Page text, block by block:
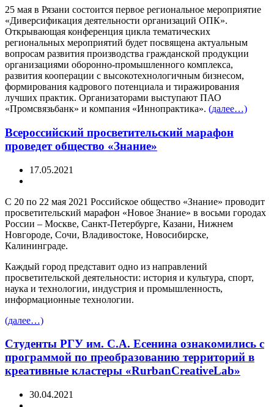
25 мая в Рязани состоится первое региональное мероприятие
«Диверсификация деятельности организаций ОПК».
Открывающая конференция цикла тематических
региональных мероприятий будет посвящена актуальным
вопросам развития производства гражданской продукции
организациями оборонно-промышленного комплекса,
развития кооперации с высокотехнологичным бизнесом,
формирования кадрового потенциала и тиражирования
лучших практик. Организаторами выступают ПАО
«Промсвязьбанк» и компания «Иннопрактика». (далее…)
Всероссийский просветительский марафон
проведет общество «Знание»
17.05.2021
С 20 по 22 мая 2021 Российское общество «Знание» проводит
просветительский марафон «Новое Знание» в восьми городах
России – Москве, Санкт-Петербурге, Казани, Нижнем
Новгороде, Сочи, Владивостоке, Новосибирске,
Калининграде.
Каждый город представит одно из направлений
просветительской деятельности: история и культура, спорт,
наука и технологии, индустрия и промышленность,
информационные технологии.
(далее…)
Студенты РГУ им. С.А. Есенина ознакомились с
программой по преобразованию территорий в
креативные кластеры «RurbanCreativeLab»
30.04.2021